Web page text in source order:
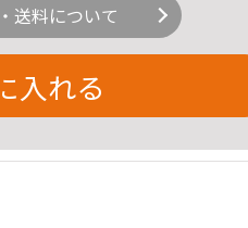
送料について
入れる